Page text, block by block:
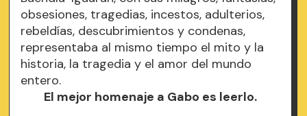
obsesiones, tragedias, incestos, adulterios,
rebeldías, descubrimientos y condenas,
representaba al mismo tiempo el mito y la
historia, la tragedia y el amor del mundo
entero.
El mejor homenaje a Gabo es leerlo.